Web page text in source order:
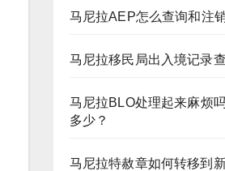
马尼拉AEP怎么查询和注
马尼拉移民局出入境记录
马尼拉BLO处理起来麻烦
多少？
马尼拉特赦章如何转移到